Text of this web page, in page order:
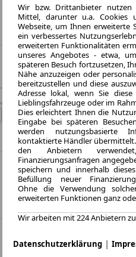
LEASING
Wir bzw. Drittanbieter nutzen
Mittel, darunter u.a. Cookies
Webseite, um Ihnen erweiterte
ein verbessertes
erweiterten Funktionalitäten
unseres Angebotes - etwa,
späteren Besuch fortzusetzen,
Nähe anzuzeigen oder
bereitzustellen und diese
Adresse lokal, wenn Sie
Lieblingsfahrzeuge oder im
Dies erleichtert Ihnen die
Eingabe bei späteren
werden nutzungsbasierte
kontaktierte Händler
den Anbietern
Finanzierungsanfragen
speichern und innerhalb
Befüllung neuer
Ohne die Verwendung
erweiterten Funktionen ganz
Wir arbeiten mit 224 Anbietern
Datenschutzerklärung |